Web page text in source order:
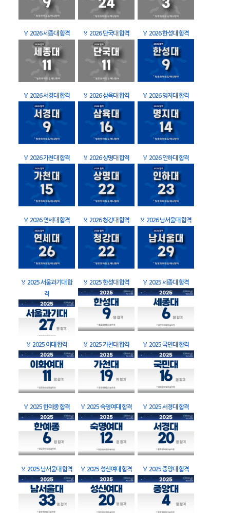
🏅 2026 세종대 합격 🏅 2026 단국대 합격 🏅 2026 한성대 합격
🏅 2026 서경대 합격 🏅 2026 삼육대 합격 🏅 2026 명지대 합격
🏅 2026 가천대 합격 🏅 2026 상명대 합격 🏅 2026 인하대 합격
🏅 2026 연세대 합격 🏅 2026 청강대 합격 🏅 2026 남서울대 합격
🏅 2025 서울과기대 합
격
🏅 2025 한성대 합격 🏅 2025 세종대 합격
🏅 2025 이대 합격 🏅 2025 가천대 합격 🏅 2025 국민대 합격
🏅 2025 한예종 합격 🏅 2025 숙명여대 합격 🏅 2025 서경대 합격
🏅 2025 남서울대 합격 🏅 2025 성신여대 합격 🏅 2025 중앙대 합격